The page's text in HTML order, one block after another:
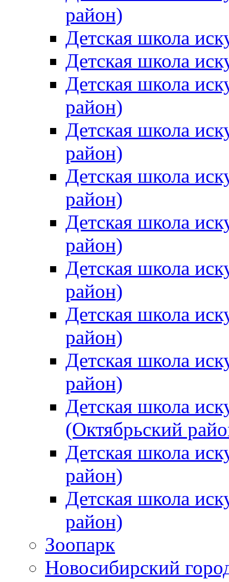
район)
Детская школа
Детская школа
Детская школа
район)
Детская школа
район)
Детская школа
район)
Детская школа
район)
Детская школа
район)
Детская школа
район)
Детская школа
район)
Детская школа
(Октябрьский
Детская школа
район)
Детская школа
район)
Зоопарк
Новосибирский